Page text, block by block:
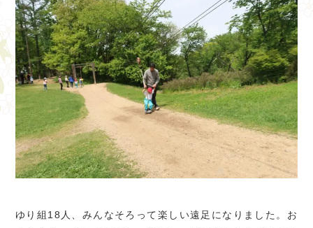
ゆり組18人、みんなそろって楽しい遠足になりました。お